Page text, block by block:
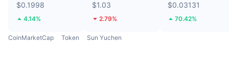
$0.1998
4.14%
$1.03
2.79%
$0.03131
70.42%
CoinMarketCap Token Sun Yuchen